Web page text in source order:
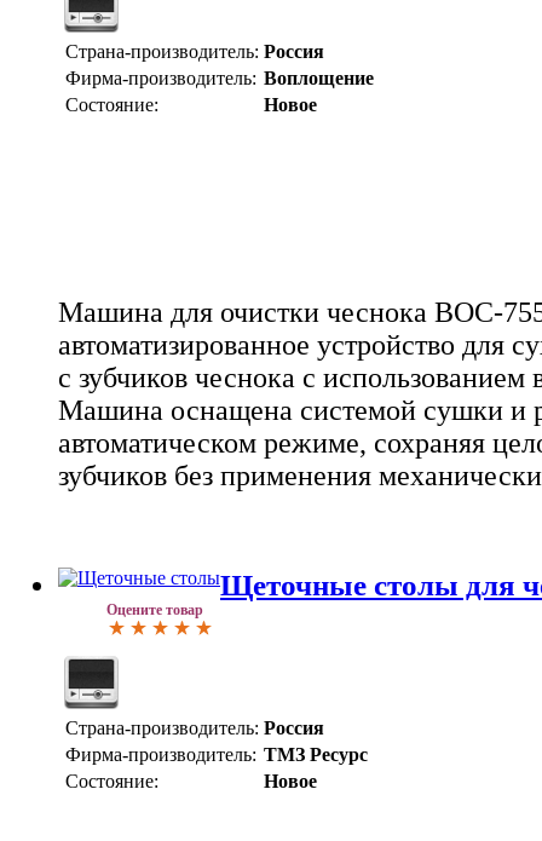
Страна-производитель: Россия
Фирма-производитель: Воплощение
Состояние:
Новое
Машина для очистки чеснока ВОС-
автоматизированное устройство для
с зубчиков чеснока с
Машина оснащена системой сушки и
автоматическом режиме, сохраняя
зубчиков без применения
Оцените товар
Щеточные столы для
Страна-производитель: Россия
Фирма-производитель: ТМЗ Ресурс
Состояние:
Новое